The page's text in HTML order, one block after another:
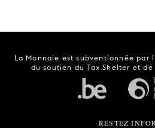
La Monnaie est subventionnée
du soutien du Tax Shelter et
RESTEZ